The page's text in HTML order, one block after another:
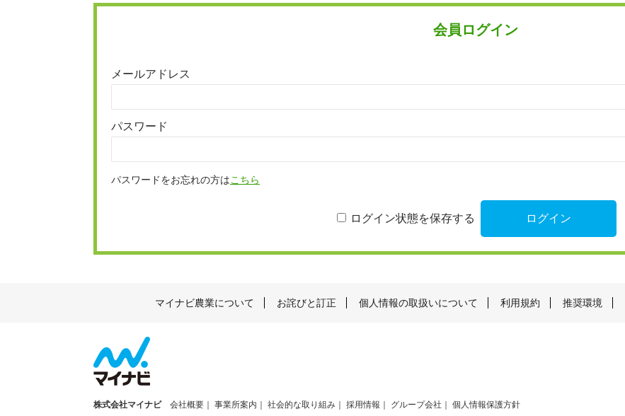
会員ログイン
メールアドレス
パスワード
パスワードをお忘れの方はこちら
ログイン状態を保存する
マイナビ農業について お詫びと訂正 個人情報の取扱いについて 利用規約 推奨環境
株式会社マイナビ 会社概要 事業所案内 社会的な取り組み 採用情報 グループ会社 個人情報保護方針